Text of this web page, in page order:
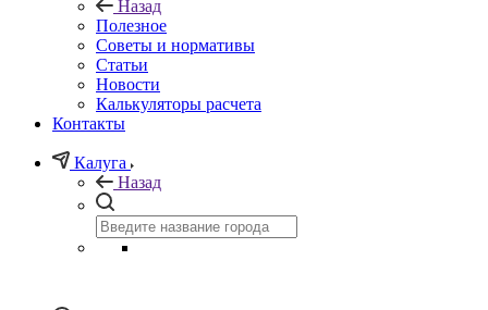
Назад
Полезное
Советы и нормативы
Статьи
Новости
Калькуляторы расчета
Контакты
Калуга
Назад